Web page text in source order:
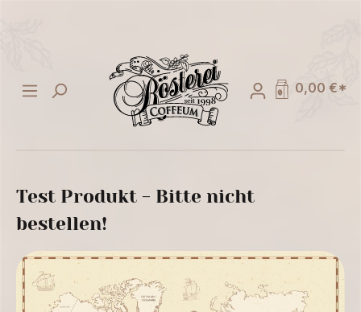
0,00 €*
Test Produkt - Bitte nicht
bestellen!